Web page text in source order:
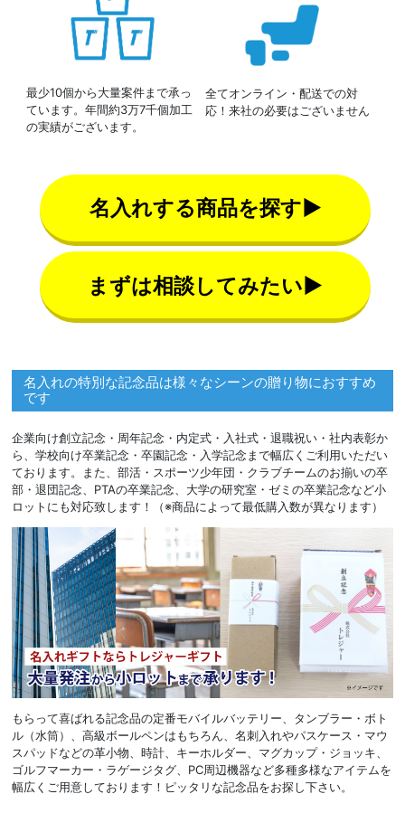
最少10個から大量案件まで承っ
ています。年間約3万7千個加工
の実績がございます。
全てオンライン・配送での対
応！来社の必要はございません
名入れする商品を探す▶
まずは相談してみたい▶
名入れの特別な記念品は様々なシーンの贈り物におすすめ
です
企業向け創立記念・周年記念・内定式・入社式・退職祝い・社内表彰か
ら、学校向け卒業記念・卒園記念・入学記念まで幅広くご利用いただい
ております。また、部活・スポーツ少年団・クラブチームのお揃いの卒
部・退団記念、PTAの卒業記念、大学の研究室・ゼミの卒業記念など小
ロットにも対応致します！（※商品によって最低購入数が異なります）
もらって喜ばれる記念品の定番モバイルバッテリー、タンブラー・ボト
ル（水筒）、高級ボールペンはもちろん、名刺入れやパスケース・マウ
スパッドなどの革小物、時計、キーホルダー、マグカップ・ジョッキ、
ゴルフマーカー・ラゲージタグ、PC周辺機器など多種多様なアイテムを
幅広くご用意しております！ピッタリな記念品をお探し下さい。